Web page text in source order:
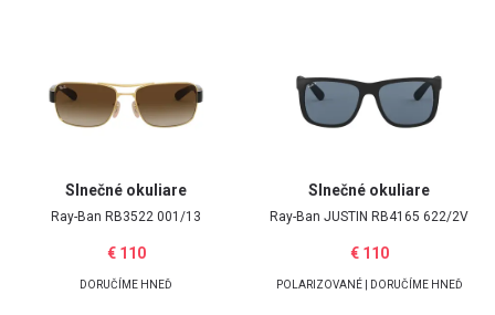
Slnečné okuliare
Ray-Ban RB3522 001/13
€ 110
DORUČÍME HNEĎ
Slnečné okuliare
Ray-Ban JUSTIN RB4165 622/2V
€ 110
POLARIZOVANÉ | DORUČÍME HNEĎ